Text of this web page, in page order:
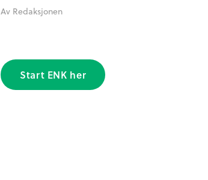
Av Redaksjonen
Start ENK her